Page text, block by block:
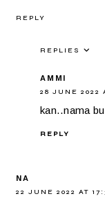
REPLY
REPLIES
AMMI
28 JUNE 2022
kan..nama
REPLY
NA
22 JUNE 2022 AT